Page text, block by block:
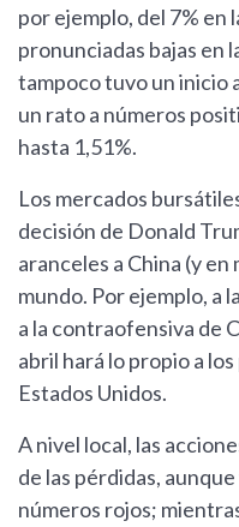
por ejemplo, del 7% en
pronunciadas bajas en
tampoco tuvo un inicio
un rato a números
hasta 1,51%.
Los mercados
decisión de Donald
aranceles a China (y
mundo. Por ejemplo, a
a la contraofensiva de
abril hará lo propio a
Estados Unidos.
A nivel local, las
de las pérdidas,
números rojos;